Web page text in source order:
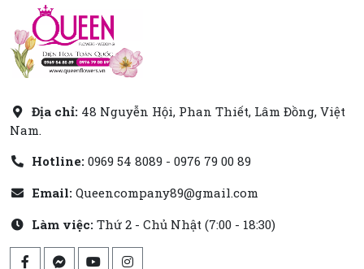
Địa chỉ: 48 Nguyễn Hội, Phan Thiết, Lâm Đồng, Việt
Nam.
Hotline: 0969 54 8089 - 0976 79 00 89
Email: Queencompany89@gmail.com
Làm việc: Thứ 2 - Chủ Nhật (7:00 - 18:30)